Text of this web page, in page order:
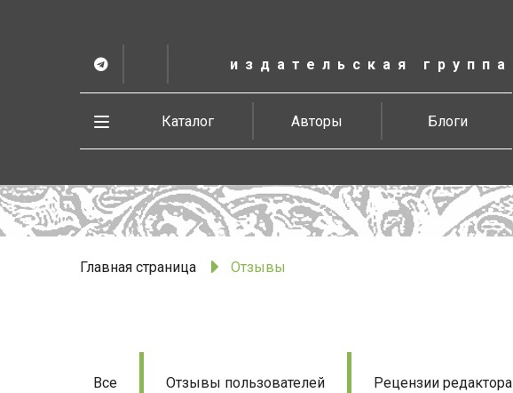
содержанию
издательская группа
весь
Telegram
Vesbook
Каталог Авторы Блоги
Развернуть
Главная страница Отзывы
ОтзывыВсе Отзывы пользователей Рецензии редактора